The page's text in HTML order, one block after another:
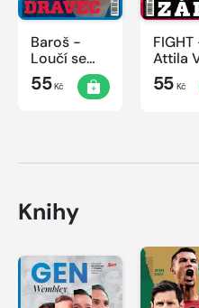
Baroš -
Loučí se
dravec
55Kč
FIGHT
Attila
vs.
55Kč
Knihy